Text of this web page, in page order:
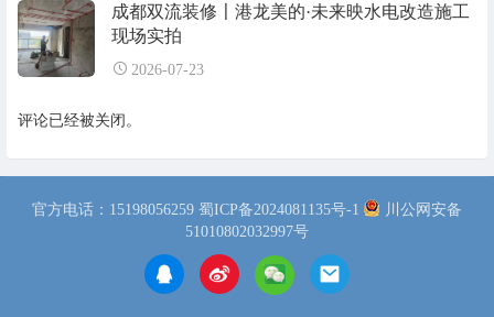
成都双流装修〡港龙美的·未来映水电改造施工
现场实拍
2026-07-23
评论已经被关闭。
官方电话：15198056259 蜀ICP备2024081135号-1
川公网安备
51010802032997号